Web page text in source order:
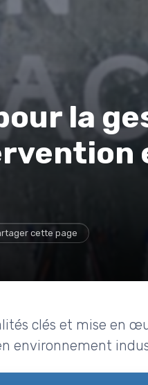
la
cette page
clés et mise en
environnement